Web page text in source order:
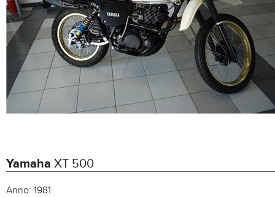
Yamaha XT 500
Anno: 1981